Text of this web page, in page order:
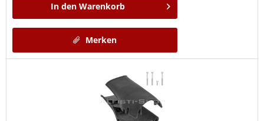
In den Warenkorb
Merken